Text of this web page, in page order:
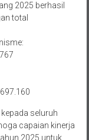
2025 berhasil
total
seluruh
capaian kinerja
2025 untuk